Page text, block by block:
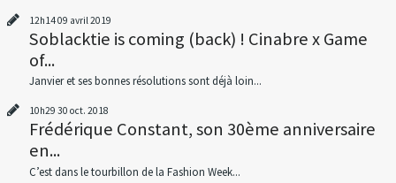
12h1409 avril 2019
Soblacktie is coming (back) ! Cinabre x Game
of...
Janvier et ses bonnes résolutions sont déjà loin...
10h29 30 oct. 2018
Frédérique Constant, son 30ème anniversaire
en...
C’est dans le tourbillon de la Fashion Week...